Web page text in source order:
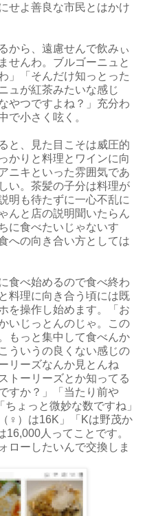
せよ善良な市民とはかけ
から、遠慮せんで飲みぃ
せんわ。ブルゴーニュと
」「そんだけ知っとった
ュが紅茶みたいな感じ
やつですよね？」充分わ
で小さく呟く。
と、見た目こそは威圧的
かりと料理とワインに向
ニキといった雰囲気であ
い。茶髪の子分は料理が
明も待たずに一心不乱に
んと店の説明聞いたらん
に食べたいじゃないす
への向き合い方としては
食べ始めるので食べ終わ
料理に向き合う頃には既
を操作し始めます。「お
いじっとんのじゃ。この
もっと集中して食べんか
ういうの良くない感じの
リーズなんか見とんね
トーリーズとか知ってる
すか？」「当たり前や
ょっと微妙な数ですね」
♀）は16K」「Kは野茂か
人ってことです。
ローしたいんで交換しま